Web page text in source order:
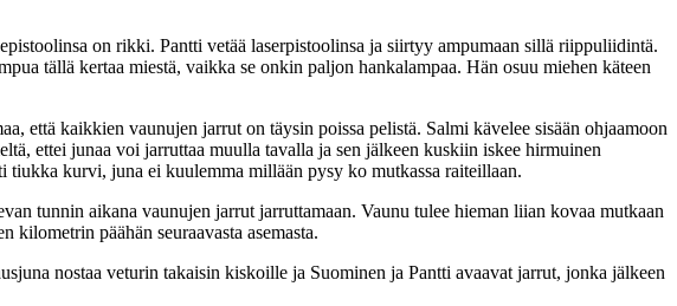
on rikki. Pantti vetää laserpistoolinsa ja siirtyy ampumaan sillä riippuliidintä.
tällä kertaa miestä, vaikka se onkin paljon hankalampaa. Hän osuu miehen käteen
että kaikkien vaunujen jarrut on täysin poissa pelistä. Salmi kävelee sisään ohjaamoon
ettei junaa voi jarruttaa muulla tavalla ja sen jälkeen kuskiin iskee hirmuinen
kurvi, juna ei kuulemma millään pysy ko mutkassa raiteillaan.
tunnin aikana vaunujen jarrut jarruttamaan. Vaunu tulee hieman liian kovaa mutkaan
päähän seuraavasta asemasta.
nostaa veturin takaisin kiskoille ja Suominen ja Pantti avaavat jarrut, jonka jälkeen